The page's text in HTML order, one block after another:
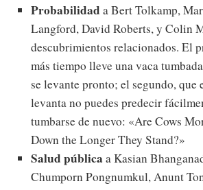
Probabilidad a Bert Tolkamp,
Langford, David Roberts, y Colin
descubrimientos relacionados. El
más tiempo lleve una vaca
se levante pronto; el segundo, que
levanta no puedes predecir
tumbarse de nuevo: «Are Cows
Down the Longer They Stand?»
Salud pública a Kasian
Chumporn Pongnumkul, Anunt